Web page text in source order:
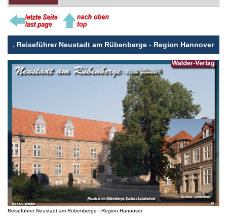
. Reiseführer Neustadt am Rübenberge - Region Hannover
Reiseführer Neustadt am Rübenberge - Region Hannover